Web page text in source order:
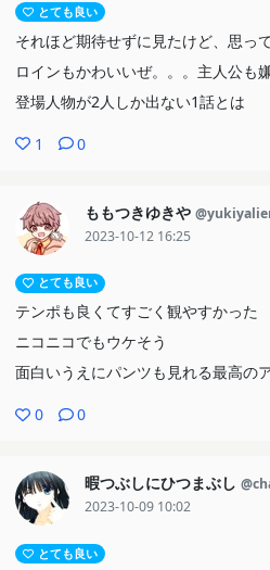
とても良い
それほど期待せずに見たけど、思っ
ロインもかわいいぜ。。。主人公も
登場人物が2人しか出ない1話とは
1 0
ももつきゆきや
2023-10-12 16:25
とても良い
テンポも良くてすごく観やすかった
ニコニコでもウケそう
面白いうえにパンツも見れる最高の
0 0
暇つぶしにひつまぶし
2023-10-09 10:02
とても良い